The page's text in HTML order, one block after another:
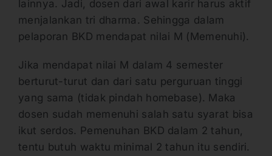
lainnya. Jadi, dosen dari awal karir harus aktif
menjalankan tri dharma. Sehingga dalam
pelaporan BKD mendapat nilai M (Memenuhi).
Jika mendapat nilai M dalam 4 semester
berturut-turut dan dari satu perguruan tinggi
yang sama (tidak pindah homebase). Maka
dosen sudah memenuhi salah satu syarat bisa
ikut serdos. Pemenuhan BKD dalam 2 tahun,
tentu butuh waktu minimal 2 tahun itu sendiri.